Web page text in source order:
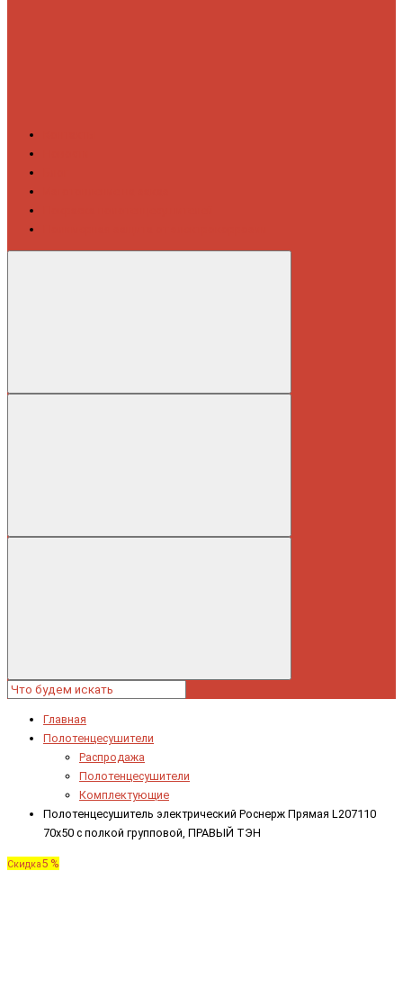
Главная
Полотенцесушители
Распродажа
Полотенцесушители
Комплектующие
Полотенцесушитель электрический Роснерж Прямая L207110
70x50 с полкой групповой, ПРАВЫЙ ТЭН
Скидка5 %